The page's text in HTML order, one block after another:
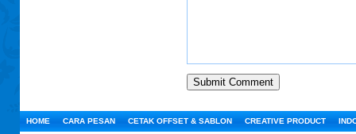
HOME CARA PESAN CETAK OFFSET & SABLON CREATIVE PRODUCT